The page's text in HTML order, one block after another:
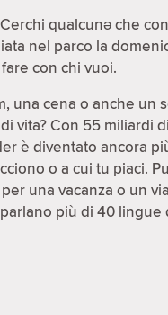
qualcunə che
nel parco la
con chi vuoi.
una cena o anche un
vita? Con 55 miliardi
è diventato ancora
o a cui tu piaci.
una vacanza o un
più di 40